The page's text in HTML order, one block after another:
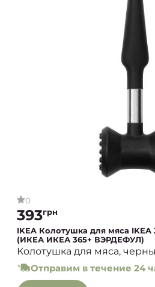
0
393грн
IKEA Колотушка для мяса IKEA
(ИКЕА ИКЕА 365+ ВЭРДЕФУЛ)
Колотушка для мяса,
Отправим в течение 24